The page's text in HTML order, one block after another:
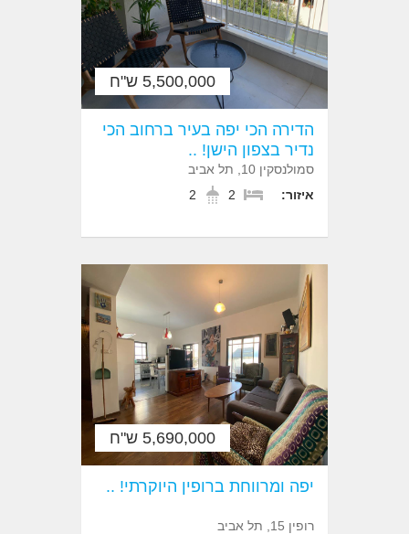
5,500,000 ש"ח
הדירה הכי יפה בעיר ברחוב הכי
נדיר בצפון הישן! ..
סמולנסקין 10, תל אביב
איזור:
2
2
5,690,000 ש"ח
יפה ומרווחת ברופין היוקרתי! ..
רופין 15, תל אביב